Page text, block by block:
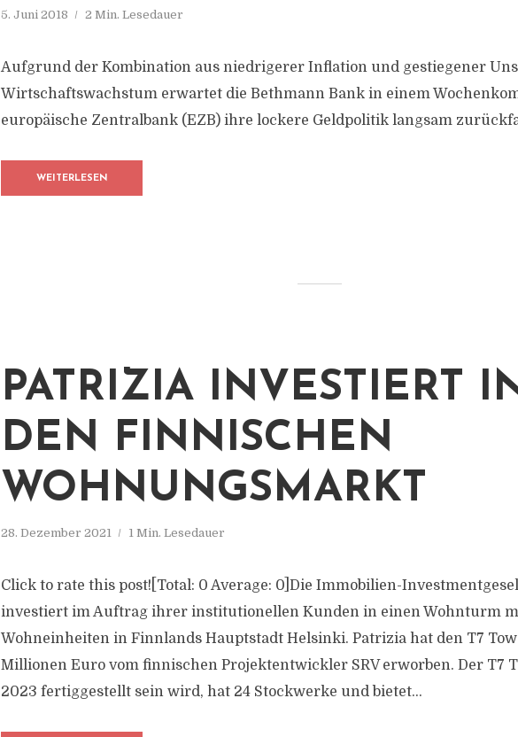
5. Juni 2018 2 Min. Lesedauer
Aufgrund der Kombination aus niedrigerer Inflation und gestiegener
Wirtschaftswachstum erwartet die Bethmann Bank in einem
europäische Zentralbank (EZB) ihre lockere Geldpolitik langsam
WEITERLESEN
PATRIZIA INVESTIERT
DEN FINNISCHEN
WOHNUNGSMARKT
28. Dezember 2021 1 Min. Lesedauer
Click to rate this post![Total: 0 Average: 0]Die Immobilien-
investiert im Auftrag ihrer institutionellen Kunden in einen Wohnturm
Wohneinheiten in Finnlands Hauptstadt Helsinki. Patrizia hat den T7
Millionen Euro vom finnischen Projektentwickler SRV erworben. Der T7
2023 fertiggestellt sein wird, hat 24 Stockwerke und bietet...